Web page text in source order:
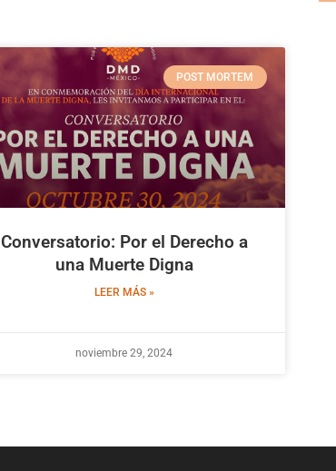
POST MORTEM
Conversatorio: Por el Derecho a
una Muerte Digna
LEER MÁS »
noviembre 29, 2024